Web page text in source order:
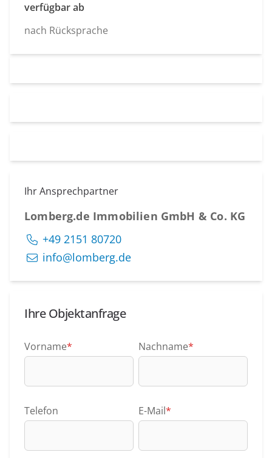
verfügbar ab
nach Rücksprache
Ihr Ansprechpartner
Lomberg.de Immobilien GmbH & Co. KG
+49 2151 80720
info@lomberg.de
Ihre Objektanfrage
Vorname* Nachname*
Telefon E-Mail*